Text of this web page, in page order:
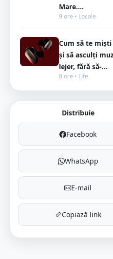
Mare....
9 ore • Locale
Cum să te
și să asculți
lejer, fără să-...
0 ore • Life
Distribuie
Facebook
WhatsApp
E-mail
Copiază link